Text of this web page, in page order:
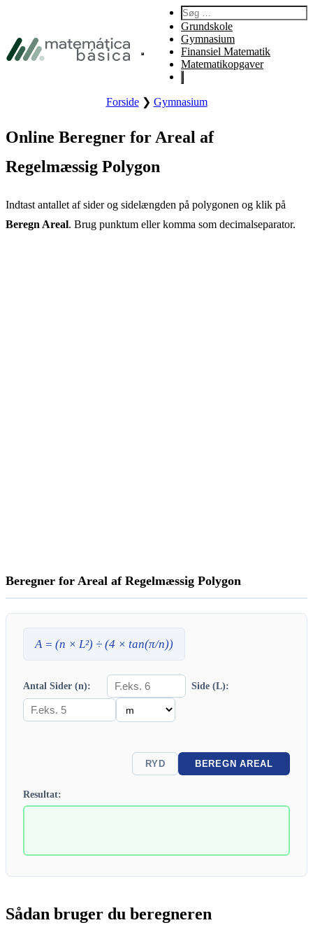
Gå til sidefod
Åbn websitets hovedmenu.
Søg:
Grundskole
Gymnasium
Finansiel Matematik
Matematikopgaver
Forside❯ Gymnasium
Online Beregner for Areal af
Regelmæssig Polygon
Indtast antallet af sider og sidelængden på polygonen og klik på
Beregn Areal. Brug punktum eller komma som decimalseparator.
Beregner for Areal af Regelmæssig Polygon
A= (n × L²) ÷ (4 × tan(π/n))
Antal Sider (n): Side (L):
RYD BEREGN AREAL
Resultat:
Sådan bruger du beregneren